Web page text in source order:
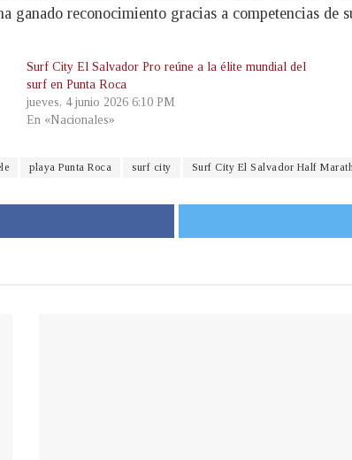
ganado reconocimiento gracias a competencias de
Surf City El Salvador Pro reúne a la élite mundial del
surf en Punta Roca
jueves, 4 junio 2026 6:10 PM
En «Nacionales»
playa Punta Roca surf city Surf City El Salvador Half